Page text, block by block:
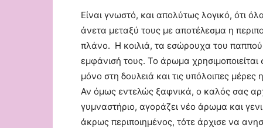
Είναι γνωστό, και απολύτως λογικό, ότι
άνετα μεταξύ τους με αποτέλεσμα η
πλάνο. Η κοιλιά, τα εσώρουχα του παππού
εμφάνισή τους. Το άρωμα χρησιμοποιείται
μόνο στη δουλειά και τις υπόλοιπες
Αν όμως εντελώς ξαφνικά, ο καλός σας
γυμναστήριο, αγοράζει νέο άρωμα και
άκρως περιποιημένος, τότε άρχισε να